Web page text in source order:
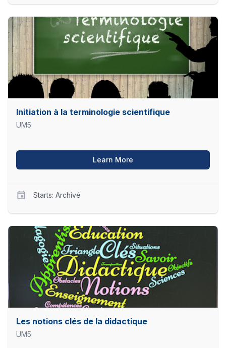
UM5
EQE01
Starts Archivé
Initiation à la terminologie scientifique
UM5
Learn Moreabout Initiation à la
Starts: Archivé
UM5
ITS2019
StartsArchivé
Les notions clés de la didactique
UM5